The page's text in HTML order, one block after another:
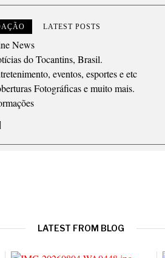
LATEST POSTS
News
do Tocantins, Brasil.
eventos, esportes e etc
Fotográficas e muito mais.
LATEST FROM BLOG